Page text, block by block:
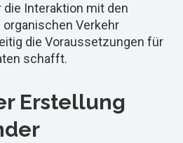
die Interaktion mit den
organischen Verkehr
die Voraussetzungen für
schafft.
Erstellung